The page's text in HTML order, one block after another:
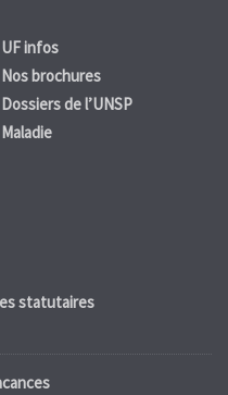
UF infos
Nos brochures
Dossiers de l’UNSP
Maladie
statutaires